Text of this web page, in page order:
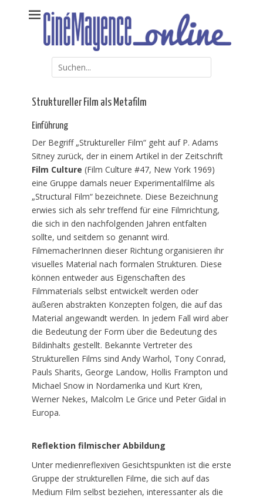
CinéMayence online
Kommunales Kino Mainz – online erweitert
Suche
nach:
Struktureller Film als Metafilm
Einführung
Der Begriff „Struktureller Film“ geht auf P. Adams
Sitney zurück, der in einem Artikel in der Zeitschrift
Film Culture (Film Culture #47, New York 1969)
eine Gruppe damals neuer Experimentalfilme als
„Structural Film“ bezeichnete. Diese Bezeichnung
erwies sich als sehr treffend für eine Filmrichtung,
die sich in den nachfolgenden Jahren entfalten
sollte, und seitdem so genannt wird.
FilmemacherInnen dieser Richtung organisieren ihr
visuelles Material nach formalen Strukturen. Diese
können entweder aus Eigenschaften des
Filmmaterials selbst entwickelt werden oder
äußeren abstrakten Konzepten folgen, die auf das
Material angewandt werden. In jedem Fall wird aber
die Bedeutung der Form über die Bedeutung des
Bildinhalts gestellt. Bekannte Vertreter des
Strukturellen Films sind Andy Warhol, Tony Conrad,
Pauls Sharits, George Landow, Hollis Frampton und
Michael Snow in Nordamerika und Kurt Kren,
Werner Nekes, Malcolm Le Grice und Peter Gidal in
Europa.
Reflektion filmischer Abbildung
Unter medienreflexiven Gesichtspunkten ist die erste
Gruppe der strukturellen Filme, die sich auf das
Medium Film selbst beziehen, interessanter als die